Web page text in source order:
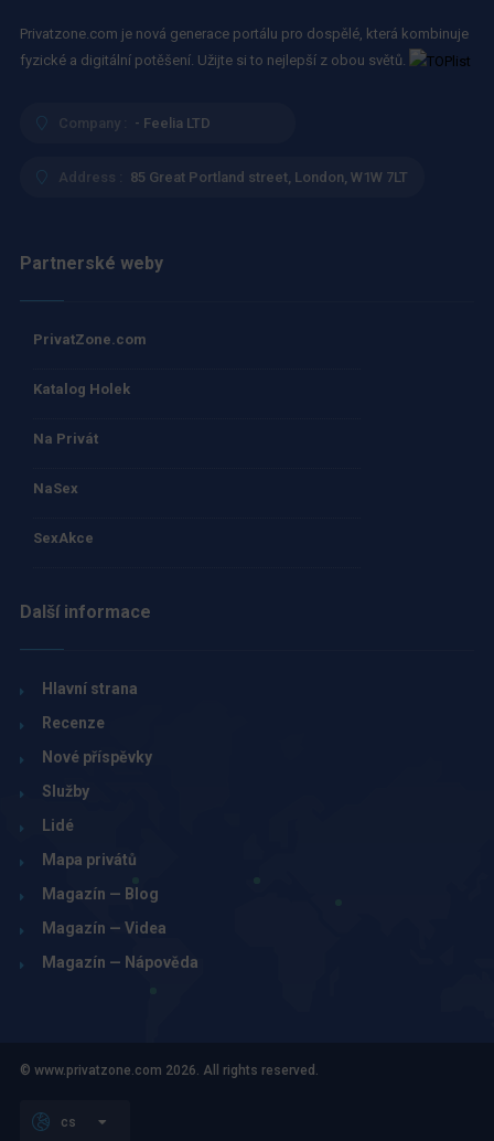
Privatzone.com je nová generace portálu pro dospělé, která kombinuje
fyzické a digitální potěšení. Užijte si to nejlepší z obou světů.
Company : - Feelia LTD
Address : 85 Great Portland street, London, W1W 7LT
Partnerské weby
PrivatZone.com
Katalog Holek
Na Privát
NaSex
SexAkce
Další informace
Hlavní strana
Recenze
Nové příspěvky
Služby
Lidé
Mapa privátů
Magazín — Blog
Magazín — Videa
Magazín — Nápověda
© www.privatzone.com 2026. All rights reserved.
cs